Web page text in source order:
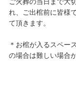
れ、ご出棺前に皆様
て頂きます。
＊お棺が入るスペー
の場合は難しい場合